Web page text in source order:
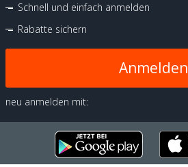
Schnell und einfach anmelden
Rabatte sichern
Anmelden
neu anmelden mit: